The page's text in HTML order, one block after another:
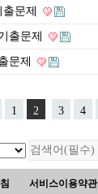
문제
출문제
문제
1 2 3 4
서비스이용약관